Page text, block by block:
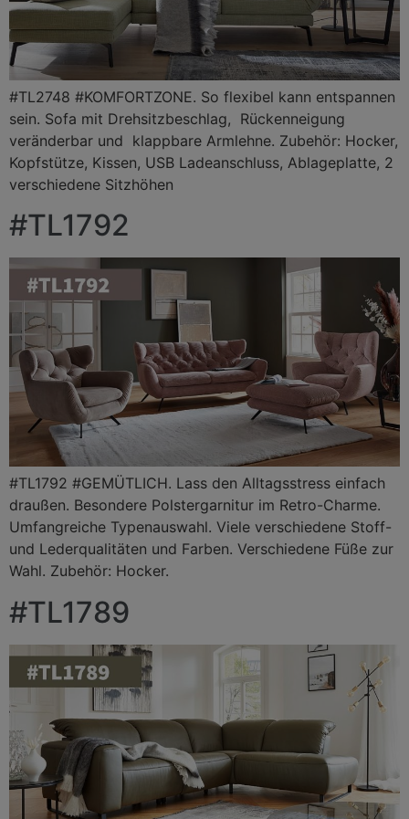
#TL2748 #KOMFORTZONE. So flexibel kann entspannen
sein. Sofa mit Drehsitzbeschlag, Rückenneigung
veränderbar und klappbare Armlehne. Zubehör: Hocker,
Kopfstütze, Kissen, USB Ladeanschluss, Ablageplatte, 2
verschiedene Sitzhöhen
#TL1792
#TL1792 #GEMÜTLICH. Lass den Alltagsstress einfach
draußen. Besondere Polstergarnitur im Retro-Charme.
Umfangreiche Typenauswahl. Viele verschiedene Stoff-
und Lederqualitäten und Farben. Verschiedene Füße zur
Wahl. Zubehör: Hocker.
#TL1789